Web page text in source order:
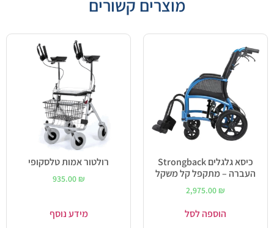
מוצרים קשורים
כיסא גלגלים Strongback
העברה – מתקפל קל משקל
2,975.00 ₪
הוספה לסל
רולטור אמות טלסקופי
935.00 ₪
מידע נוסף